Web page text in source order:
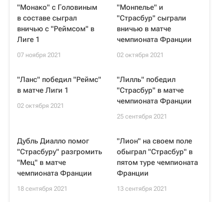
"Монако" с Головиным
в составе сыграл
вничью с "Реймсом" в
Лиге 1
07 ноября 2021
"Монпелье" и
"Страсбур" сыграли
вничью в матче
чемпионата Франции
02 октября 2021
"Ланс" победил "Реймс"
в матче Лиги 1
02 октября 2021
"Лилль" победил
"Страсбур" в матче
чемпионата Франции
25 сентября 2021
Дубль Диалло помог
"Страсбуру" разгромить
"Мец" в матче
чемпионата Франции
18 сентября 2021
"Лион" на своем поле
обыграл "Страсбур" в
пятом туре чемпионата
Франции
13 сентября 2021